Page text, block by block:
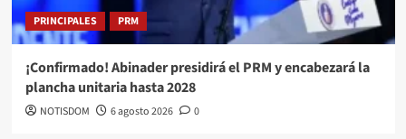
PRINCIPALES PRM
¡Confirmado! Abinader presidirá el PRM y encabezará la
plancha unitaria hasta 2028
NOTISDOM 6 agosto 2026 0